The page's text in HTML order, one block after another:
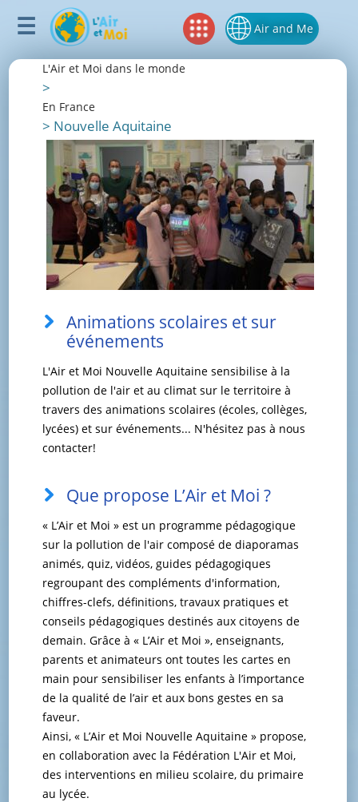
Air and Me
L'Air et Moi dans le monde
>
En France
> Nouvelle Aquitaine
Animations scolaires et sur
événements
L'Air et Moi Nouvelle Aquitaine sensibilise à la
pollution de l'air et au climat sur le territoire à
travers des animations scolaires (écoles, collèges,
lycées) et sur événements... N'hésitez pas à nous
contacter!
Que propose L’Air et Moi ?
« L’Air et Moi » est un programme pédagogique
sur la pollution de l'air composé de diaporamas
animés, quiz, vidéos, guides pédagogiques
regroupant des compléments d'information,
chiffres-clefs, définitions, travaux pratiques et
conseils pédagogiques destinés aux citoyens de
demain. Grâce à « L’Air et Moi », enseignants,
parents et animateurs ont toutes les cartes en
main pour sensibiliser les enfants à l’importance
de la qualité de l’air et aux bons gestes en sa
faveur.
Ainsi, « L’Air et Moi Nouvelle Aquitaine » propose,
en collaboration avec la Fédération L'Air et Moi,
des interventions en milieu scolaire, du primaire
au lycée.